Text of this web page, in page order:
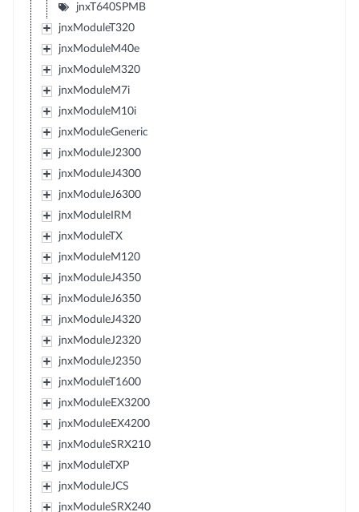
jnxT640SPMB
jnxModuleT320
jnxModuleM40e
jnxModuleM320
jnxModuleM7i
jnxModuleM10i
jnxModuleGeneric
jnxModuleJ2300
jnxModuleJ4300
jnxModuleJ6300
jnxModuleIRM
jnxModuleTX
jnxModuleM120
jnxModuleJ4350
jnxModuleJ6350
jnxModuleJ4320
jnxModuleJ2320
jnxModuleJ2350
jnxModuleT1600
jnxModuleEX3200
jnxModuleEX4200
jnxModuleSRX210
jnxModuleTXP
jnxModuleJCS
jnxModuleSRX240